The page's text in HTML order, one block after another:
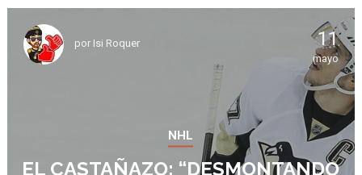
por Isi Roquer 11
mayo
NHL
EL CASTAÑAZO: “DESMONTANDO